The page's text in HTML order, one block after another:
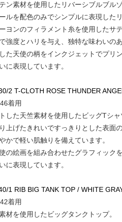
ン素材を使用したリバーシブルブルゾ
ルを配色のみでシンプルに表現した
ヨンのフィラメント糸を使用したサテ
強度とハリを与え、独特な味わいの
た天使の柄をインクジェットでプリン
に表現しています。
2 T-CLOTH ROSE THUNDER
着用
した天竺素材を使用したビッグTシャ
上げたきれいですっきりとした表面
かで軽い肌触りを備えています。
の絵画を組み合わせたグラフィック
に表現しています。
1 RIB BIG TANK TOP / WHITE
着用
材を使用したビッグタンクトップ。